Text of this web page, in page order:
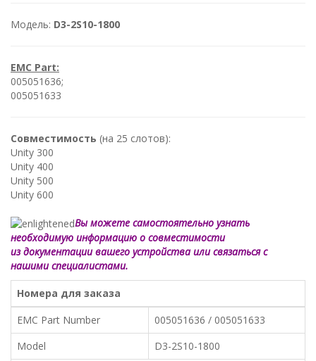
Модель: D3-2S10-1800
EMC Part:
005051636;
005051633
Совместимость (на 25 слотов):
Unity 300
Unity 400
Unity 500
Unity 600
Вы можете самостоятельно узнать
необходимую информацию о совместимости
из документации вашего устройства или связаться с
нашими специалистами.
Номера для заказа
EMC Part Number
005051636 / 005051633
Model
D3-2S10-1800